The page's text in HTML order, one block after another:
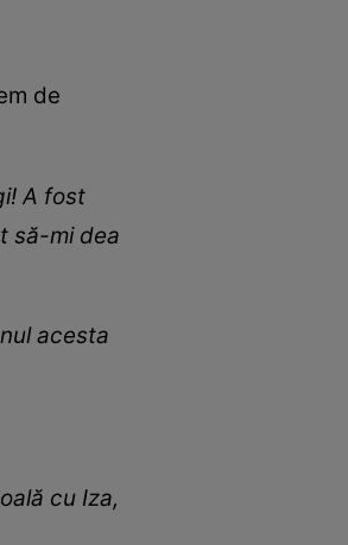
de
A fost
să-mi dea
acesta
cu Iza,